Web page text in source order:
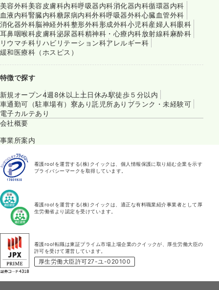
美容外科美容皮膚科内科呼吸器内科消化器内科循環器内科
血液内科腎臓内科糖尿病内科外科呼吸器外科心臓血管外科
消化器外科脳神経外科整形外科形成外科小児科産婦人科眼科
耳鼻咽喉科皮膚科泌尿器科精神科・心療内科放射線科麻酔科
リウマチ科リハビリテーション科アレルギー科
緩和医療科（ホスピス）
特徴で探す
新規オープン4週8休以上 土日休み駅徒歩５分以内
車通勤可（駐車場有） 寮あり託児所あり ブランク・未経験可
電子カルテあり
会社概要
事業所案内
看護roo!を運営する(株)クイックは、個人情報保護に取り組む企業を示す
プライバシーマークを取得しています。
看護roo!を運営する(株)クイックは、適正な有料職業紹介事業者として厚
生労働省より認定を受けています。
看護roo!転職は東証プライム市場上場企業のクイックが、厚生労働大臣の
許可を受けて運営しています。
厚生労働大臣許可27-ユ-020100